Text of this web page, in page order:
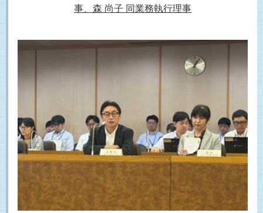
事、森 尚子 同業務執行理事